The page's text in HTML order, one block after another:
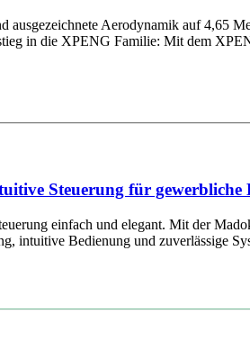
ausgezeichnete Aerodynamik auf 4,65
in die XPENG Familie: Mit dem
Steuerung für gewerbliche
einfach und elegant. Mit der
intuitive Bedienung und zuverlässige